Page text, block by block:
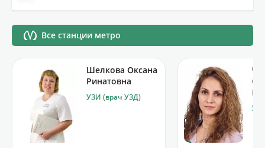
Все станции метро
Шелкова Оксана
Ринатовна
УЗИ (врач УЗД)